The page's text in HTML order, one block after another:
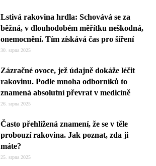
Lstivá rakovina hrdla: Schovává se za
běžná, v dlouhodobém měřítku neškodná,
onemocnění. Tím získává čas pro šíření
30. srpna 2025
Zázračné ovoce, jež údajně dokáže léčit
rakovinu. Podle mnoha odborníků to
znamená absolutní převrat v medicíně
26. srpna 2025
Často přehlížená znamení, že se v těle
probouzí rakovina. Jak poznat, zda ji
máte?
25. srpna 2025